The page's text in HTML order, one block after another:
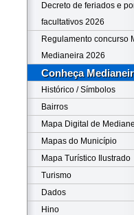
Decreto de feriados e
facultativos 2026
Regulamento concurso
Medianeira 2026
Conheça
Histórico / Símbolos
Bairros
Mapa Digital de
Mapas do Município
Mapa Turístico Ilustrado
Turismo
Dados
Hino